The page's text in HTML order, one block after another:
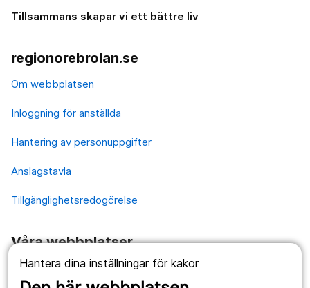
Hantera dina inställningar för kakor
Tillsammans skapar vi ett bättre liv
regionorebrolan.se
Om webbplatsen
Inloggning för anställda
Hantering av personuppgifter
Anslagstavla
Tillgänglighetsredogörelse
Våra webbplatser
1177.se